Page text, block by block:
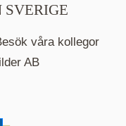
våra kollegor
AB